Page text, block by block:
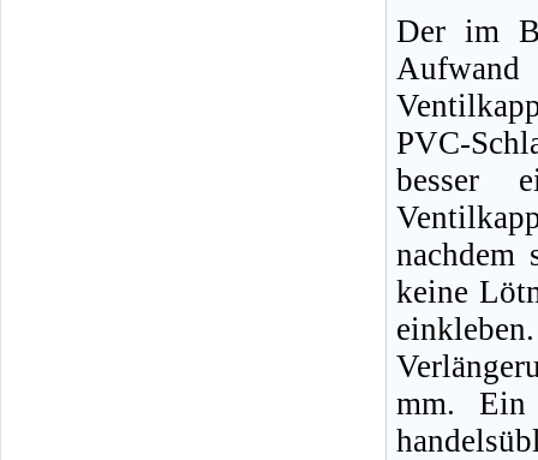
Der im
PVC-
besser
nachdem
keine
mm. Ein